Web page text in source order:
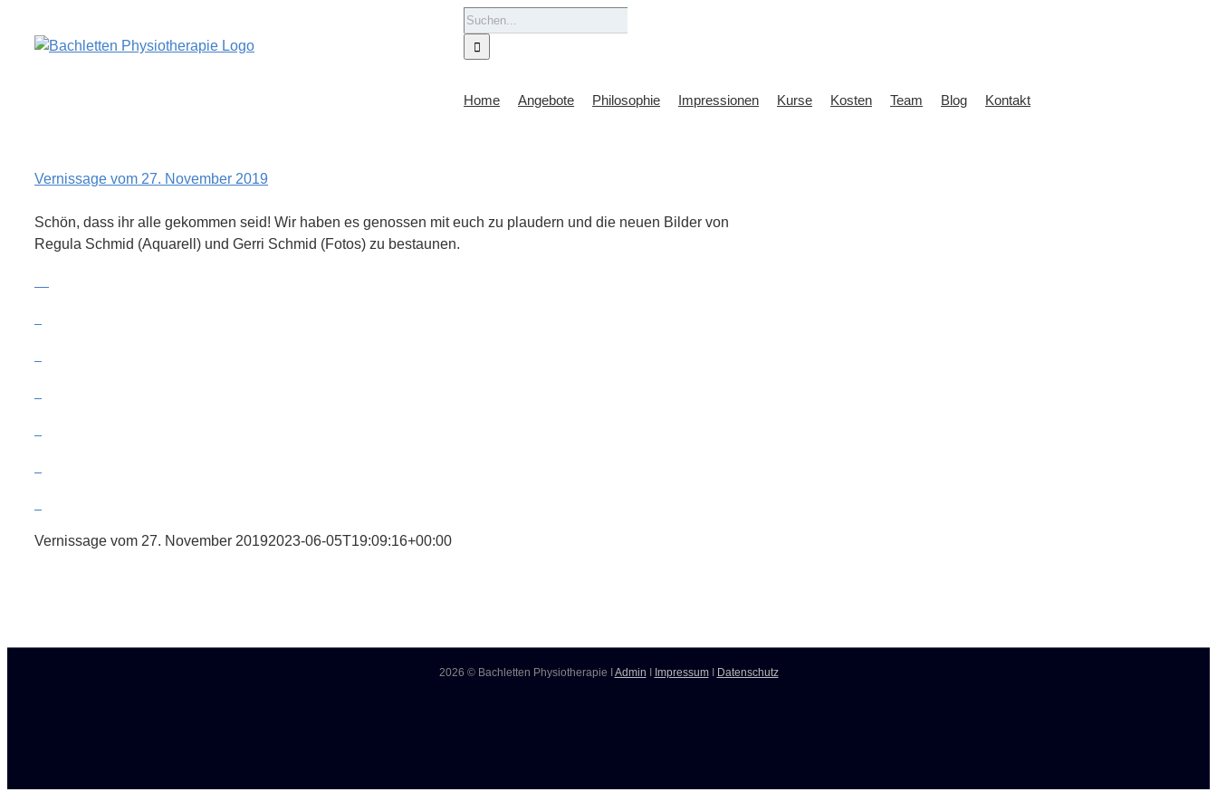
Inhalt
Suche
nach:
Home Angebote Philosophie Impressionen Kurse Kosten Team Blog Kontakt
Vernissage vom 27. November 2019
Schön, dass ihr alle gekommen seid! Wir haben es genossen mit euch zu plaudern und die neuen Bilder von
Regula Schmid (Aquarell) und Gerri Schmid (Fotos) zu bestaunen.
Vernissage vom 27. November 20192023-06-05T19:09:16+00:00
2026 © Bachletten Physiotherapie I Admin ImpressumI Datenschutz